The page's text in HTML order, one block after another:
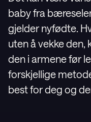
baby fra
gjelder nyfødte.
uten å vekke
den i armene før
forskjellige
best for deg og